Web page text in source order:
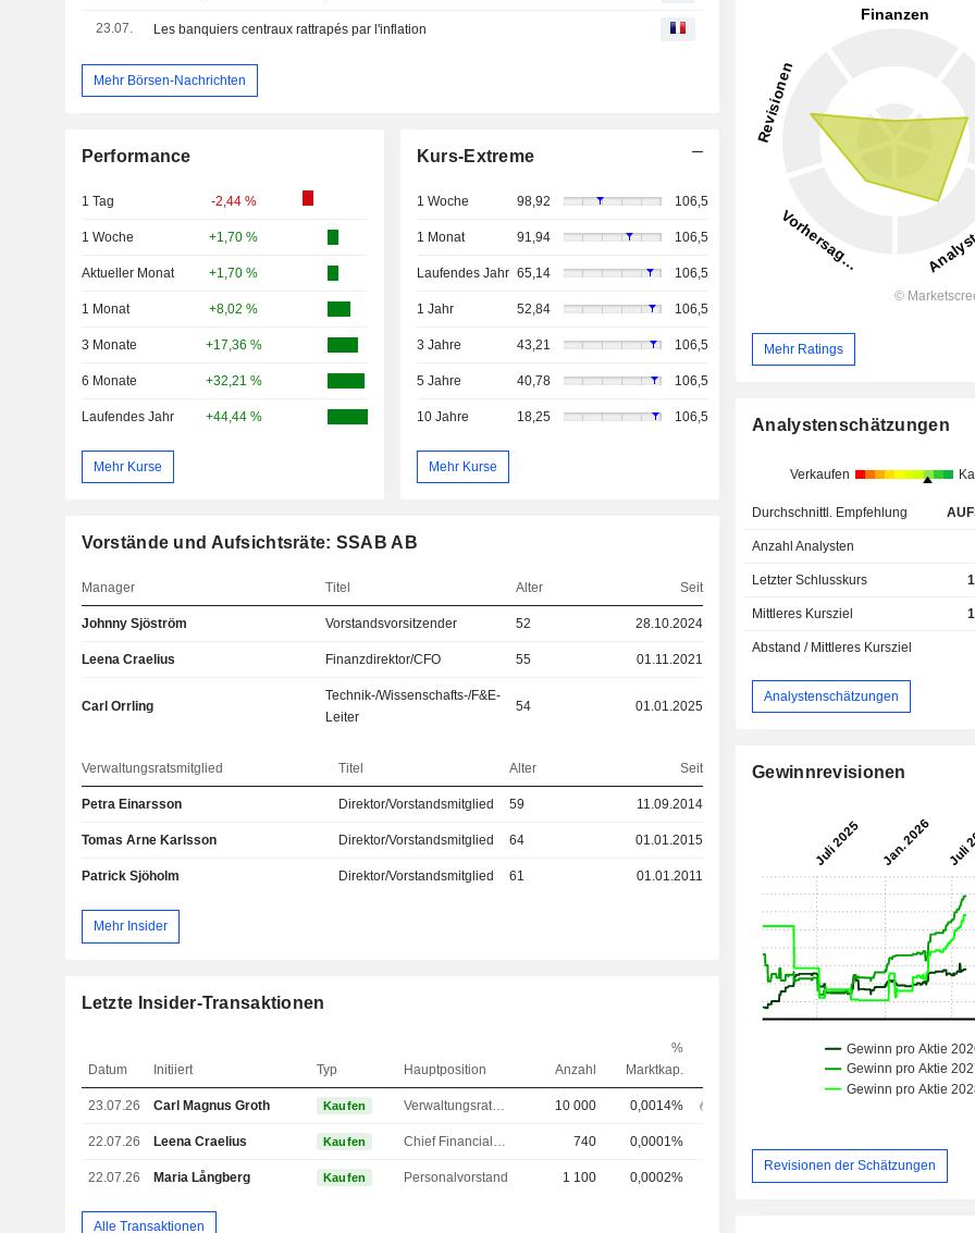
23.07. Les banquiers centraux rattrapés par l'inflation
Mehr Börsen-Nachrichten
Performance
1 Tag -2,44 %
1 Woche +1,70 %
Aktueller Monat +1,70 %
1 Monat +8,02 %
3 Monate +17,36 %
6 Monate +32,21 %
Laufendes Jahr +44,44 %
Mehr Kurse
Kurs-Extreme
1 Woche 98,92 106,5
1 Monat 91,94 106,5
Laufendes Jahr 65,14 106,5
1 Jahr 52,84 106,5
3 Jahre 43,21 106,5
5 Jahre 40,78 106,5
10 Jahre 18,25 106,5
Mehr Kurse
Vorstände und Aufsichtsräte: SSAB AB
Manager Titel Alter Seit
Johnny Sjöström Vorstandsvorsitzender 52 28.10.2024
Leena Craelius Finanzdirektor/CFO 55 01.11.2021
Carl Orrling
Technik-/Wissenschafts-/F&E-
Leiter
54 01.01.2025
Verwaltungsratsmitglied Titel Alter Seit
Petra Einarsson Direktor/Vorstandsmitglied 59 11.09.2014
Tomas Arne Karlsson Direktor/Vorstandsmitglied 64 01.01.2015
Patrick Sjöholm Direktor/Vorstandsmitglied 61 01.01.2011
Mehr Insider
Letzte Insider-Transaktionen
Datum Initiiert Typ Hauptposition Anzahl
%
Marktkap.
23.07.26 Carl Magnus Groth Kaufen 10 000 0,0014%
22.07.26 Leena Craelius Kaufen 740 0,0001%
22.07.26 Maria Långberg Kaufen Personalvorstand 1 100 0,0002%
Alle Transaktionen
Mehr Ratings
Analystenschätzungen
Verkaufen
Durchschnittl. Empfehlung
Anzahl Analysten
Letzter Schlusskurs
Mittleres Kursziel
Abstand / Mittleres Kursziel
Analystenschätzungen
Gewinnrevisionen
Revisionen der Schätzungen